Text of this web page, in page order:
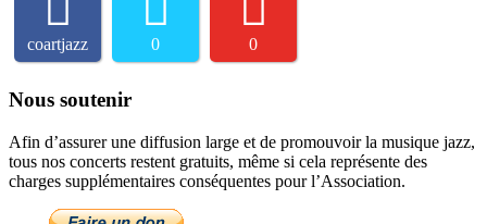
coartjazz 0 0
Nous soutenir
Afin d’assurer une diffusion large et de promouvoir la musique jazz,
tous nos concerts restent gratuits, même si cela représente des
charges supplémentaires conséquentes pour l’Association.